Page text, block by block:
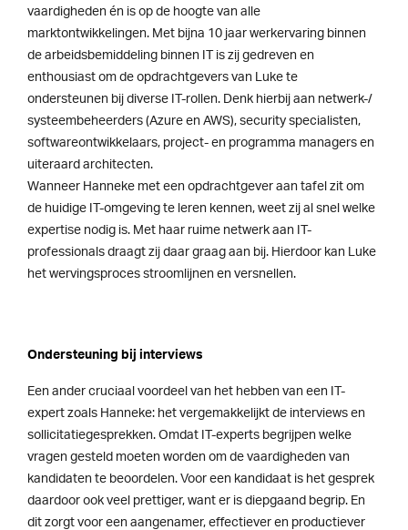
vaardigheden én is op de hoogte van alle
marktontwikkelingen. Met bijna 10 jaar werkervaring binnen
de arbeidsbemiddeling binnen IT is zij gedreven en
enthousiast om de opdrachtgevers van Luke te
ondersteunen bij diverse IT-rollen. Denk hierbij aan netwerk-/
systeembeheerders (Azure en AWS), security specialisten,
softwareontwikkelaars, project- en programma managers en
uiteraard architecten.
Wanneer Hanneke met een opdrachtgever aan tafel zit om
de huidige IT-omgeving te leren kennen, weet zij al snel welke
expertise nodig is. Met haar ruime netwerk aan IT-
professionals draagt zij daar graag aan bij. Hierdoor kan Luke
het wervingsproces stroomlijnen en versnellen.
Ondersteuning bij interviews
Een ander cruciaal voordeel van het hebben van een IT-
expert zoals Hanneke: het vergemakkelijkt de interviews en
sollicitatiegesprekken. Omdat IT-experts begrijpen welke
vragen gesteld moeten worden om de vaardigheden van
kandidaten te beoordelen. Voor een kandidaat is het gesprek
daardoor ook veel prettiger, want er is diepgaand begrip. En
dit zorgt voor een aangenamer, effectiever en productiever